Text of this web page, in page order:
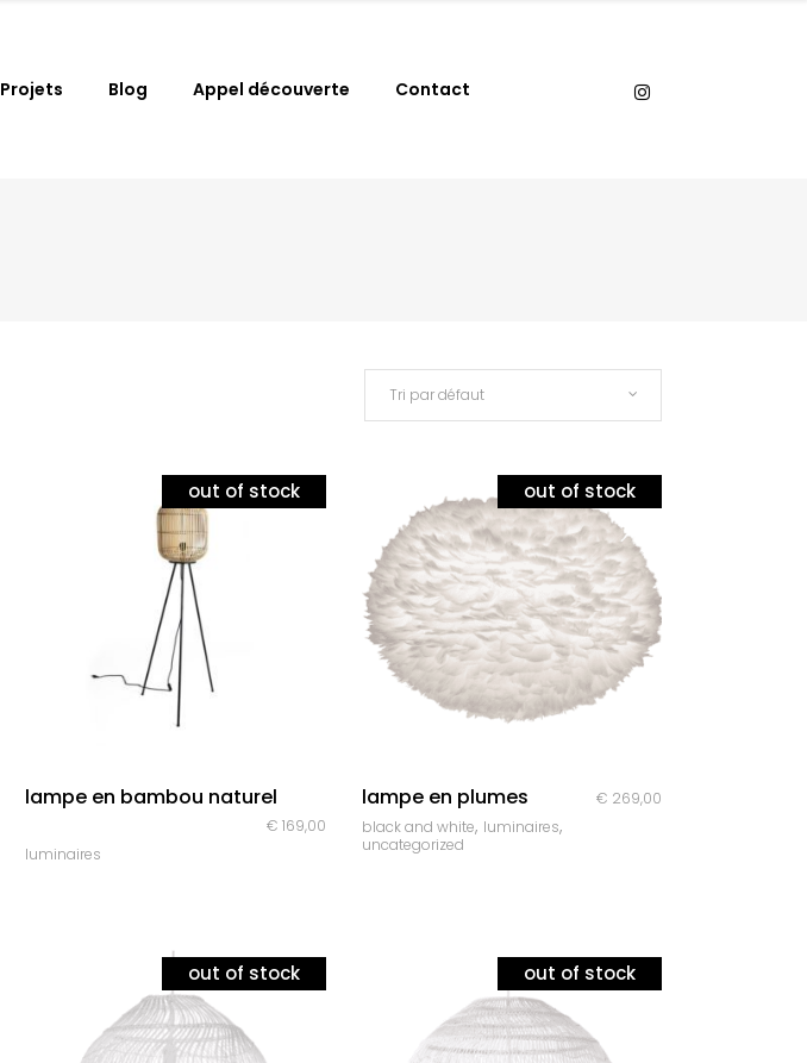
Projets Blog Appel découverte Contact
Tri par défaut
out of stock
lampe en bambou naturel
€ 169,00
luminaires
out of stock
lampe en plumes € 269,00
black and white, luminaires,
uncategorized
out of stock out of stock